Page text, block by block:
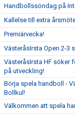
Handbollssöndag på
Kallelse till extra
Premiärvecka!
VästeråsIrsta Open 2-3
VästeråsIrsta HF söker
på utveckling!
Börja spela handboll -
Bollkul!
Välkommen att spela